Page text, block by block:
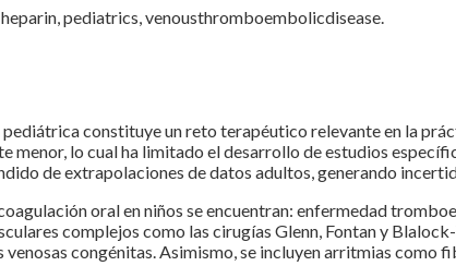
pediatrics, venousthromboembolicdisease.
constituye un reto terapéutico relevante en la
lo cual ha limitado el desarrollo de estudios
de extrapolaciones de datos adultos, generando
oral en niños se encuentran: enfermedad
complejos como las cirugías Glenn, Fontan y
congénitas. Asimismo, se incluyen arritmias